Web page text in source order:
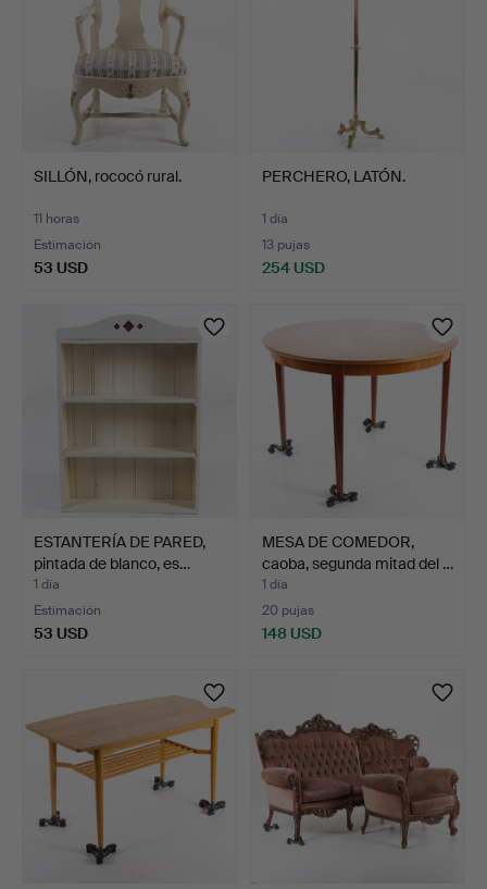
SILLÓN, rococó rural.
11 horas
Estimación
53 USD
PERCHERO, LATÓN.
1 día
13 pujas
254 USD
ESTANTERÍA DE PARED,
pintada de blanco, es…
1 día
Estimación
53 USD
MESA DE COMEDOR,
caoba, segunda mitad del …
1 día
20 pujas
148 USD